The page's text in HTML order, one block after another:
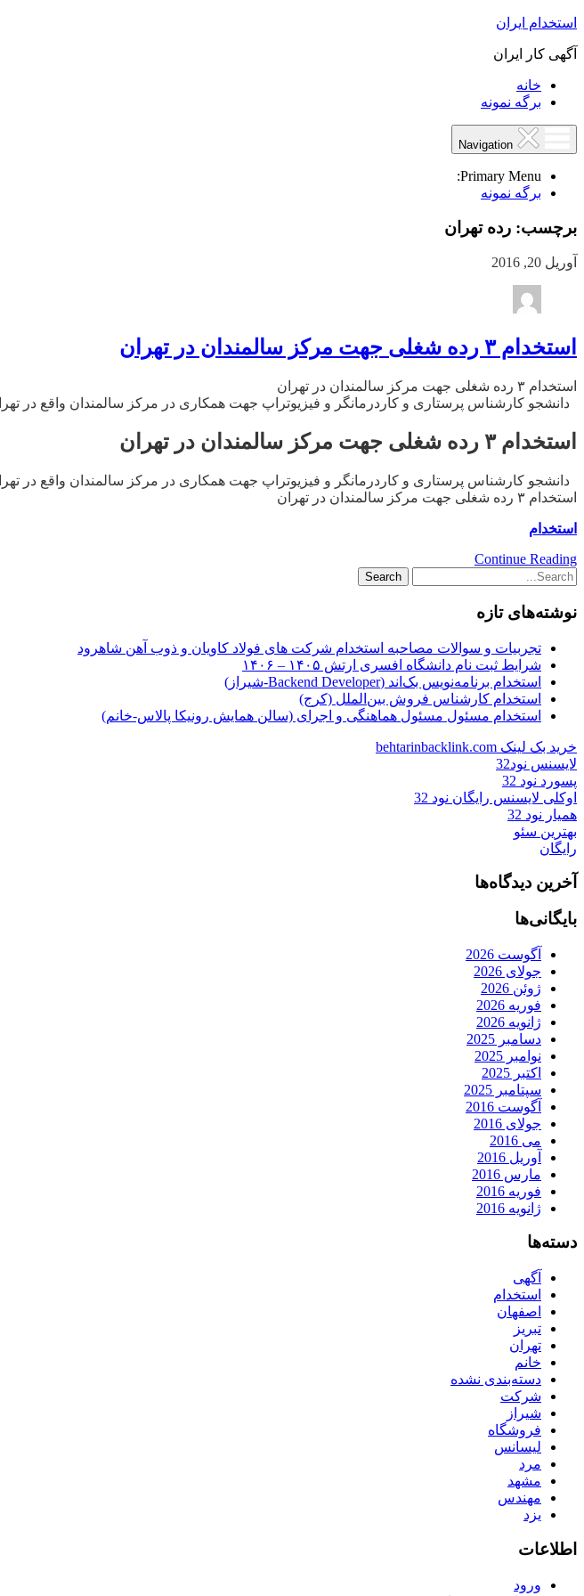
استخدام ایران
آگهی کار ایران
خانه
برگه نمونه
Primary Menu:
برگه نمونه
برچسب: رده تهران
آوریل 20, 2016
استخدام ۳ رده شغلی جهت مرکز سالمندان در تهران
استخدام ۳ رده شغلی جهت مرکز سالمندان در تهران
دانشجو کارشناس پرستاری و کاردرمانگر و فیزیوتراپ جهت همکاری در مرکز سالمندان واقع در تهران
استخدام ۳ رده شغلی جهت مرکز سالمندان در تهران
دانشجو کارشناس پرستاری و کاردرمانگر و فیزیوتراپ جهت همکاری در مرکز سالمندان واقع در تهران
استخدام ۳ رده شغلی جهت مرکز سالمندان در تهران
استخدام
Continue Reading
نوشته‌های تازه
تجربیات و سوالات مصاحبه استخدام شرکت های فولاد کاویان و ذوب آهن شاهرود
شرایط ثبت نام دانشگاه افسری ارتش ۱۴۰۵ – ۱۴۰۶
استخدام برنامه‌نویس بک‌اند (Backend Developer-شیراز)
استخدام کارشناس فروش بین‌الملل (کرج)
استخدام مسئول مسئول هماهنگی و اجرای (سالن همایش رونیکا پالاس-خانم)
خرید بک لینک behtarinbacklink.com
لایسنس نود32
پسورد نود 32
اوکلی لایسنس رایگان نود 32
همیار نود 32
بهترین سئو
رایگان
آخرین دیدگاه‌ها
بایگانی‌ها
آگوست 2026
جولای 2026
ژوئن 2026
فوریه 2026
ژانویه 2026
دسامبر 2025
نوامبر 2025
اکتبر 2025
سپتامبر 2025
آگوست 2016
جولای 2016
می 2016
آوریل 2016
مارس 2016
فوریه 2016
ژانویه 2016
دسته‌ها
آگهی
استخدام
اصفهان
تبریز
تهران
خانم
دسته‌بندی نشده
شرکت
شیراز
فروشگاه
لیسانس
مرد
مشهد
مهندس
یزد
اطلاعات
ورود